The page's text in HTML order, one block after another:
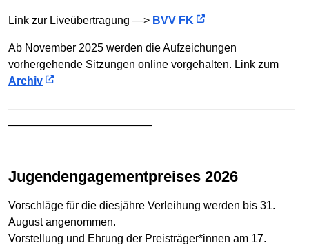
Link zur Liveübertragung —> BVV FK
Ab November 2025 werden die Aufzeichungen
vorhergehende Sitzungen online vorgehalten. Link zum
Archiv
——————————————————————————
—————————————
Jugendengagementpreises 2026
Vorschläge für die diesjähre Verleihung werden bis 31.
August angenommen.
Vorstellung und Ehrung der Preisträger*innen am 17.